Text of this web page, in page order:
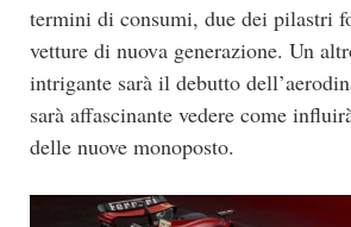
termini di consumi, due dei pilastri
vetture di nuova generazione. Un
intrigante sarà il debutto
sarà affascinante vedere come
delle nuove monoposto.